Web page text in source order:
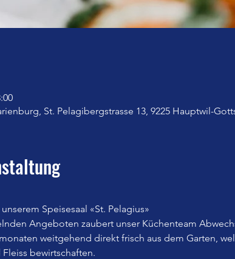
St. Pelagibergstrasse 13, 9225 Hauptwil-
Speisesaal «St. Pelagius»
Angeboten zaubert unser Küchenteam
weitgehend direkt frisch aus dem Garten,
bewirtschaften.